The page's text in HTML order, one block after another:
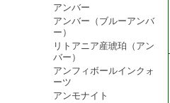
アンバー
アンバー（ブルーアンバ
ー）
リトアニア産琥珀（アン
バー）
アンフィボールインクォ
ーツ
アンモナイト